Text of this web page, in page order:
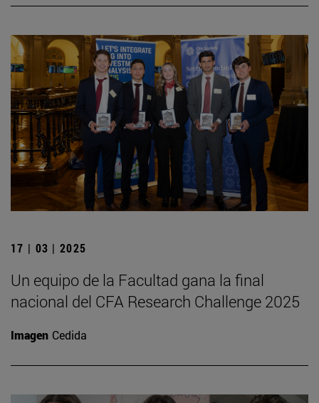
17 | 03 | 2025
Un equipo de la Facultad gana la final
nacional del CFA Research Challenge 2025
Imagen Cedida